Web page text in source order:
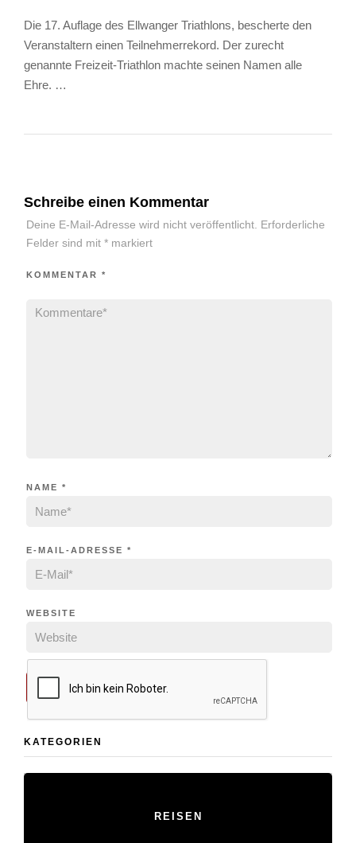
Die 17. Auflage des Ellwanger Triathlons, bescherte den
Veranstaltern einen Teilnehmerrekord. Der zurecht
genannte Freizeit-Triathlon machte seinen Namen alle
Ehre. …
Schreibe einen Kommentar
Deine E-Mail-Adresse wird nicht veröffentlicht. Erforderliche
Felder sind mit *markiert
KOMMENTAR *
NAME *
E-MAIL-ADRESSE *
WEBSITE
KATEGORIEN
REISEN